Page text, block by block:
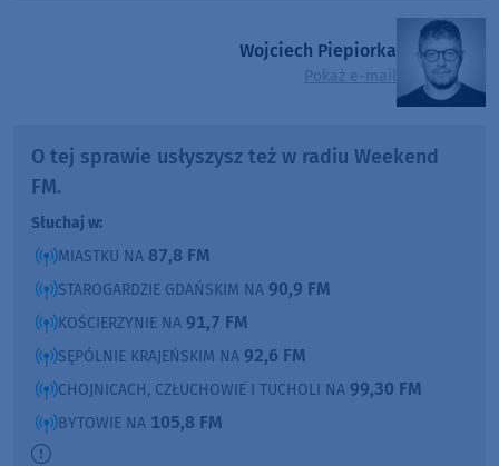
Wojciech Piepiorka
Pokaż e-mail
O tej sprawie usłyszysz też w radiu Weekend
FM.
Słuchaj w:
MIASTKU NA 87,8 FM
STAROGARDZIE GDAŃSKIM NA 90,9 FM
KOŚCIERZYNIE NA 91,7 FM
SĘPÓLNIE KRAJEŃSKIM NA 92,6 FM
CHOJNICACH, CZŁUCHOWIE I TUCHOLI NA 99,30 FM
BYTOWIE NA 105,8 FM